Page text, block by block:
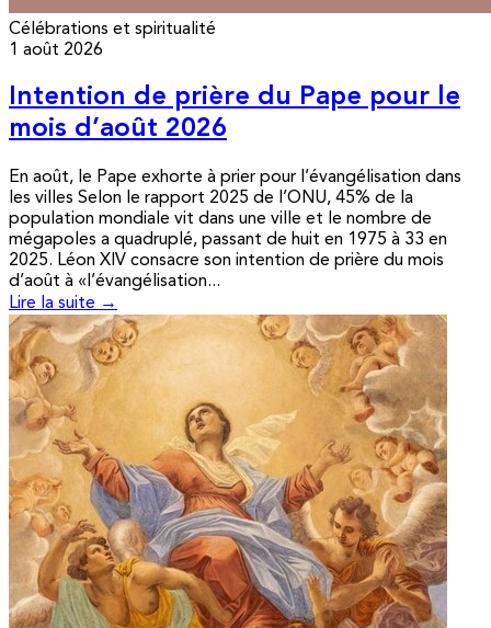
Célébrations et spiritualité
1 août 2026
Intention de prière du Pape pour le
mois d’août 2026
En août, le Pape exhorte à prier pour l’évangélisation dans
les villes Selon le rapport 2025 de l’ONU, 45% de la
population mondiale vit dans une ville et le nombre de
mégapoles a quadruplé, passant de huit en 1975 à 33 en
2025. Léon XIV consacre son intention de prière du mois
d’août à «l’évangélisation...
Lire la suite →